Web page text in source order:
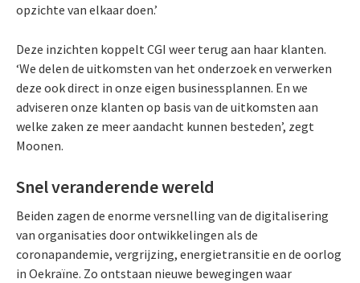
opzichte van elkaar doen.’
Deze inzichten koppelt CGI weer terug aan haar klanten.
‘We delen de uitkomsten van het onderzoek en verwerken
deze ook direct in onze eigen businessplannen. En we
adviseren onze klanten op basis van de uitkomsten aan
welke zaken ze meer aandacht kunnen besteden’, zegt
Moonen.
Snel veranderende wereld
Beiden zagen de enorme versnelling van de digitalisering
van organisaties door ontwikkelingen als de
coronapandemie, vergrijzing, energietransitie en de oorlog
in Oekraïne. Zo ontstaan nieuwe bewegingen waar